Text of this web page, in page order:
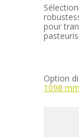
pour
Option
1098 mm